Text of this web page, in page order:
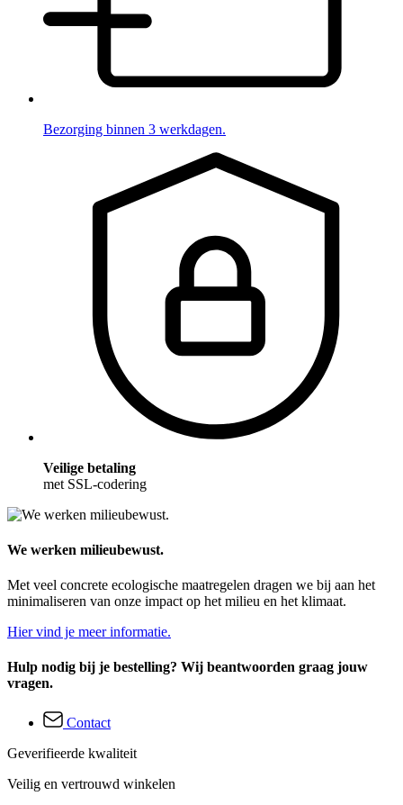
Bezorging binnen 3 werkdagen.
Veilige betaling
met SSL-codering
We werken milieubewust.
Met veel concrete ecologische maatregelen dragen we bij aan het
minimaliseren van onze impact op het milieu en het klimaat.
Hier vind je meer informatie.
Hulp nodig bij je bestelling? Wij beantwoorden graag jouw
vragen.
Contact
Geverifieerde kwaliteit
Veilig en vertrouwd winkelen